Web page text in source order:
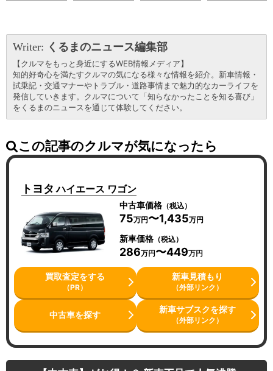
Writer: くるまのニュース編集部
【クルマをもっと身近にするWEB情報メディア】
知的好奇心を満たすクルマの気になる様々な情報を紹介。新車情報・
試乗記・交通マナーやトラブル・道路事情まで魅力的なカーライフを
発信していきます。クルマについて「知らなかったことを知る喜び」
をくるまのニュースを通じて体験してください。
この記事のクルマが気になったら
トヨタ ハイエース ワゴン
中古車価格（税込）
75万円〜1,435万円
新車価格（税込）
286万円〜449万円
買取査定をする
（PR）
新車見積もり
（外部リンク）
中古車を探す 新車サブスクを探す
（外部リンク）